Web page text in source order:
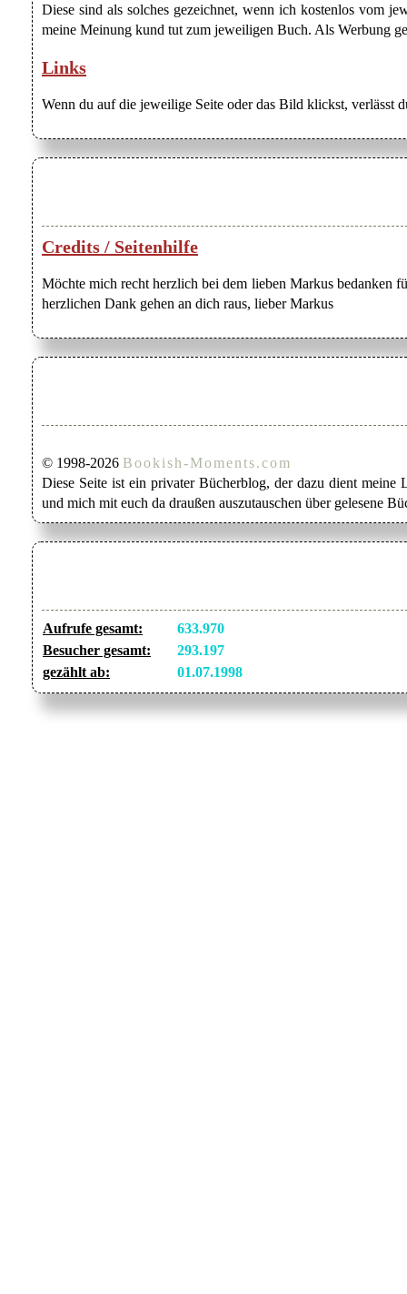
Diese sind als solches gezeichnet, wenn ich kostenlos vom
meine Meinung kund tut zum jeweiligen Buch. Als Werbung
Links
Wenn du auf die jeweilige Seite oder das Bild klickst, verlässt
Credits / Seitenhilfe
Möchte mich recht herzlich bei dem lieben Markus bedanken
herzlichen Dank gehen an dich raus, lieber Markus
© 1998-2026 Bookish-Moments.com
Diese Seite ist ein privater Bücherblog, der dazu dient meine
und mich mit euch da draußen auszutauschen über gelesene
Aufrufe gesamt:
633.970
Besucher gesamt:
293.197
gezählt ab:
01.07.1998